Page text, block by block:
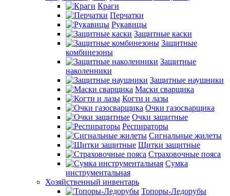
Краги
Перчатки
Рукавицы
Защитные каски
Защитные
комбинезоны
Защитные
наколенники
Защитные наушники
Маски сварщика
Когти и лазы
Очки газосварщика
Очки защитные
Респираторы
Сигнальные жилеты
Щитки защитные
Страховочные пояса
Сумка
инструментальная
Хозяйственный инвентарь
Топоры-Ледорубы